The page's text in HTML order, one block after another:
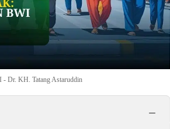
- Dr. KH. Tatang Astaruddin
−